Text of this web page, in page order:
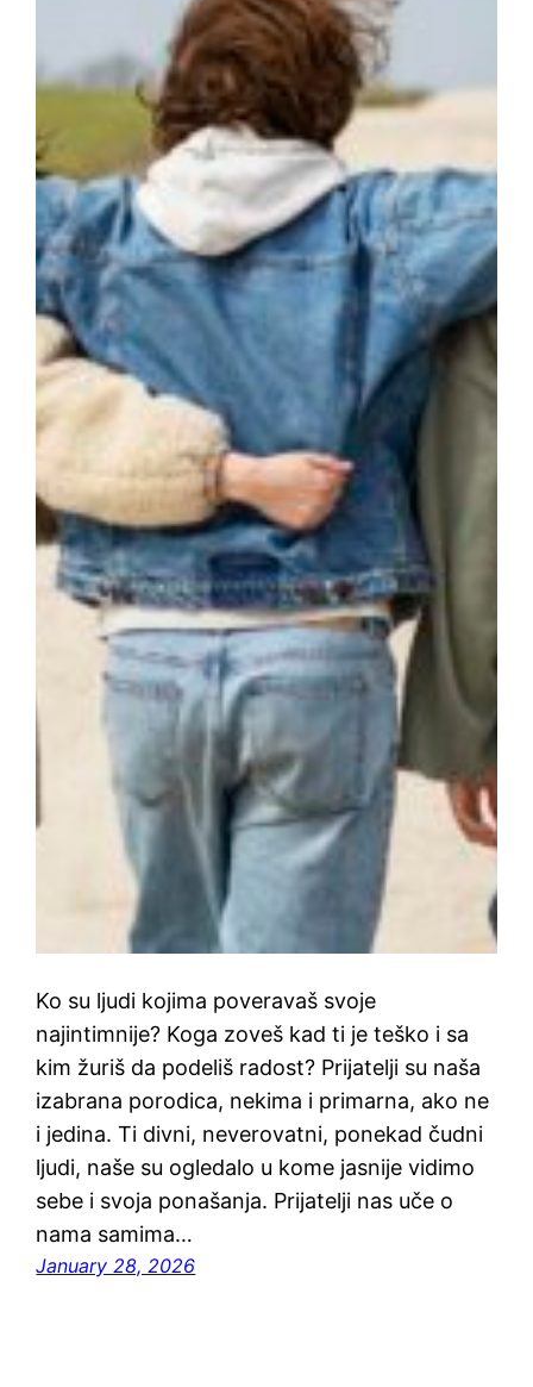
Ko su ljudi kojima poveravaš svoje
najintimnije? Koga zoveš kad ti je teško i sa
kim žuriš da podeliš radost? Prijatelji su naša
izabrana porodica, nekima i primarna, ako ne
i jedina. Ti divni, neverovatni, ponekad čudni
ljudi, naše su ogledalo u kome jasnije vidimo
sebe i svoja ponašanja. Prijatelji nas uče o
nama samima…
January 28, 2026